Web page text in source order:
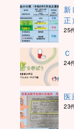
新
正）
25
24
医
23